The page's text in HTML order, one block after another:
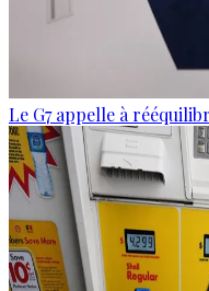
Le G7 appelle à